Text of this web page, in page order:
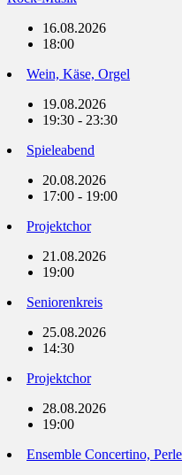
16.08.2026
18:00
Wein, Käse, Orgel
19.08.2026
19:30 - 23:30
Spieleabend
20.08.2026
17:00 - 19:00
Projektchor
21.08.2026
19:00
Seniorenkreis
25.08.2026
14:30
Projektchor
28.08.2026
19:00
Ensemble Concertino,